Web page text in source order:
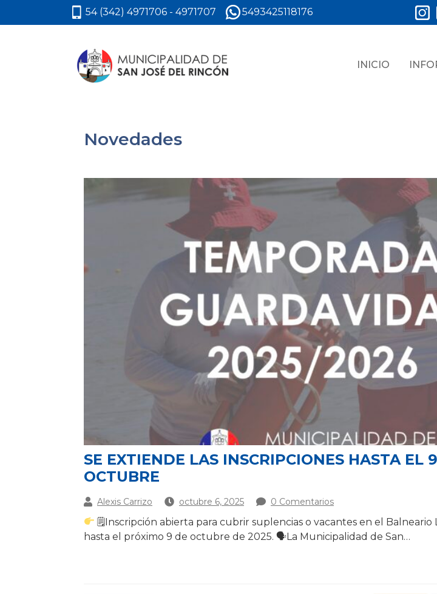
54 (342) 4971706 - 4971707 5493425118176
INICIO
Novedades
SE EXTIENDE LAS INSCRIPCIONES HASTA EL
OCTUBRE
Alexis Carrizo octubre 6, 2025 0 Comentarios
🗒Inscripción abierta para cubrir suplencias o vacantes en el Balneario
hasta el próximo 9 de octubre de 2025. 🗣La Municipalidad de San…